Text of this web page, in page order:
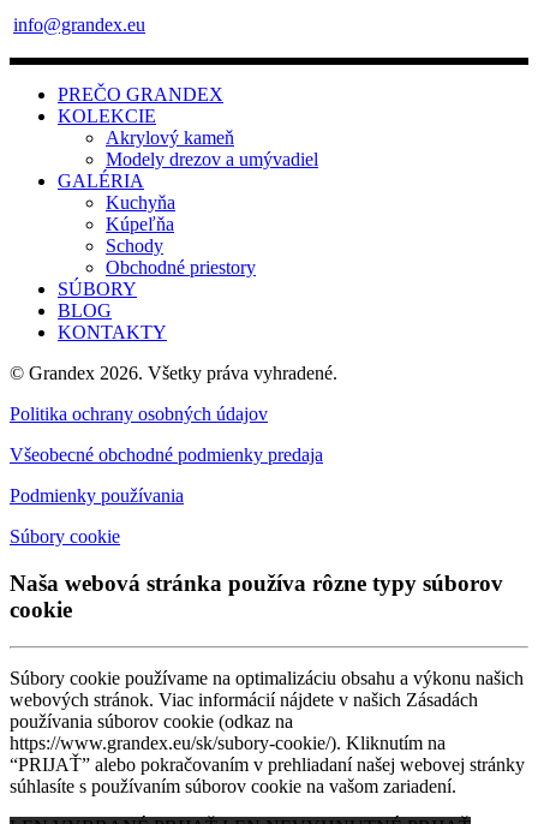
info@grandex.eu
PREČO GRANDEX
KOLEKCIE
Akrylový kameň
Modely drezov a umývadiel
GALÉRIA
Kuchyňa
Kúpeľňa
Schody
Obchodné priestory
SÚBORY
BLOG
KONTAKTY
© Grandex 2026. Všetky práva vyhradené.
Politika ochrany osobných údajov
Všeobecné obchodné podmienky predaja
Podmienky používania
Súbory cookie
Naša webová stránka používa rôzne typy súborov
cookie
Súbory cookie používame na optimalizáciu obsahu a výkonu našich
webových stránok. Viac informácií nájdete v našich Zásadách
používania súborov cookie (odkaz na
https://www.grandex.eu/sk/subory-cookie/). Kliknutím na
“PRIJAŤ” alebo pokračovaním v prehliadaní našej webovej stránky
súhlasíte s používaním súborov cookie na vašom zariadení.